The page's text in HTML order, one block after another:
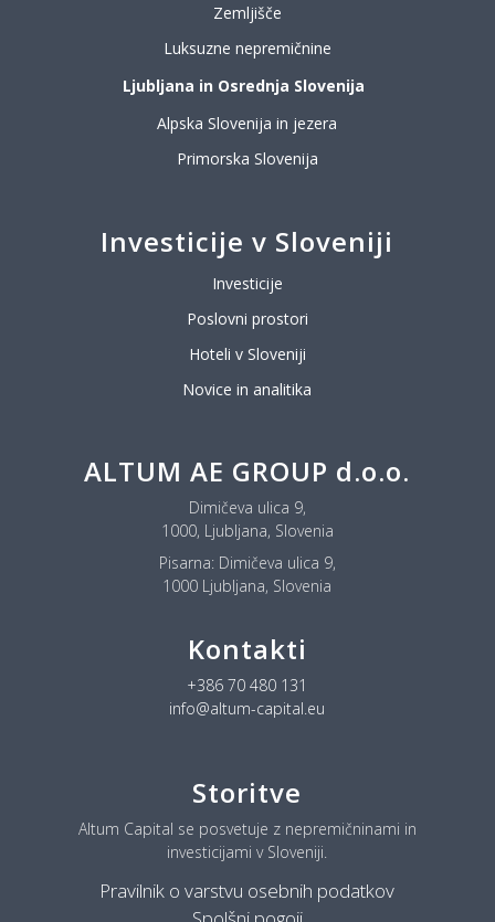
Zemljišče
Luksuzne nepremičnine
Ljubljana in Osrednja Slovenija
Alpska Slovenija in jezera
Primorska Slovenija
Investicije v Sloveniji
Investicije
Poslovni prostori
Hoteli v Sloveniji
Novice in analitika
ALTUM AE GROUP d.o.o.
Dimičeva ulica 9,
1000, Ljubljana, Slovenia
Pisarna: Dimičeva ulica 9,
1000 Ljubljana, Slovenia
Kontakti
+386 70 480 131
info@altum-capital.eu
Storitve
Altum Capital se posvetuje z nepremičninami in
investicijami v Sloveniji.
Pravilnik o varstvu osebnih podatkov